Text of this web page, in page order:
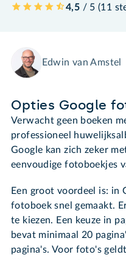
4,5 / 5 (11
Edwin van Amstel
Opties Google
Verwacht geen boeken
professioneel
Google kan zich zeker
eenvoudige fotoboekjes
Een groot voordeel is: in
fotoboek snel gemaakt.
te kiezen. Een keuze in
bevat minimaal 20
pagina's. Voor foto's